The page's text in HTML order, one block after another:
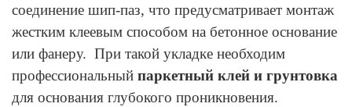
соединение шип-паз, что предусматривает монтаж
жестким клеевым способом на бетонное основание
или фанеру. При такой укладке необходим
профессиональный паркетный клей и грунтовка
для основания глубокого проникновения.